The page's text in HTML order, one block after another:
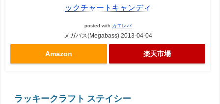
ックチャートキャンディ
posted with カエレバ
メガバス(Megabass) 2013-04-04
Amazon 楽天市場
ラッキークラフト ステイシー